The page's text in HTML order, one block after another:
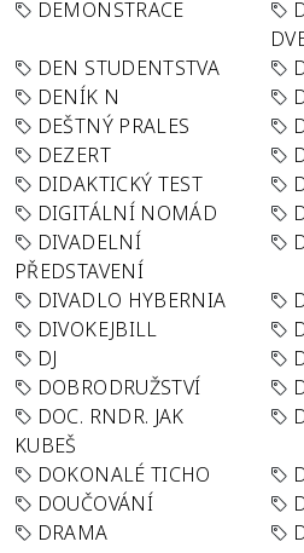
DEMONSTRACE
DEN STUDENTSTVA
DENÍK N
DEŠTNÝ PRALES
DEZERT
DIDAKTICKÝ TEST
DIGITÁLNÍ NOMÁD
DIVADELNÍ
PŘEDSTAVENÍ
DIVADLO HYBERNIA
DIVOKEJBILL
DJ
DOBRODRUŽSTVÍ
DOC. RNDR. JAK
KUBEŠ
DOKONALÉ TICHO
DOUČOVÁNÍ
DRAMA